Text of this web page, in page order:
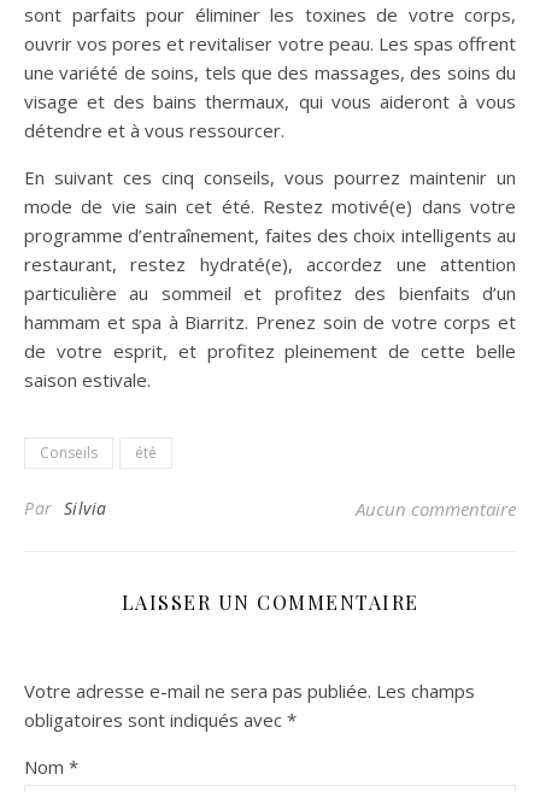
sont parfaits pour éliminer les toxines de votre corps,
ouvrir vos pores et revitaliser votre peau. Les spas offrent
une variété de soins, tels que des massages, des soins du
visage et des bains thermaux, qui vous aideront à vous
détendre et à vous ressourcer.
En suivant ces cinq conseils, vous pourrez maintenir un
mode de vie sain cet été. Restez motivé(e) dans votre
programme d’entraînement, faites des choix intelligents au
restaurant, restez hydraté(e), accordez une attention
particulière au sommeil et profitez des bienfaits d’un
hammam et spa à Biarritz. Prenez soin de votre corps et
de votre esprit, et profitez pleinement de cette belle
saison estivale.
Conseils été
Par Silvia Aucun commentaire
LAISSER UN COMMENTAIRE
Votre adresse e-mail ne sera pas publiée. Les champs
obligatoires sont indiqués avec *
Nom *